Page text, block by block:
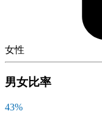
女性
男女比率
43%